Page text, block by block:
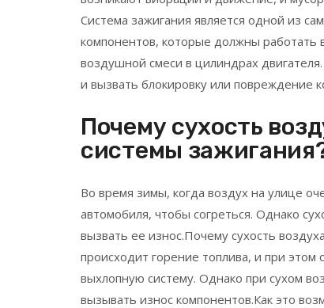
Система зажигания является одной из
компонентов, которые должны работать
воздушной смеси в цилиндрах
и вызвать блокировку или повреждение
Почему сухость
системы
Во время зимы, когда воздух на улице
автомобиля, чтобы согреться. Однако
вызвать ее износ.Почему сухость
происходит горение топлива, и при
выхлопную систему. Однако при сухом
вызывать износ компонентов.Как это